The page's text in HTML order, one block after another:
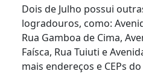
Dois de Julho possui
logradouros, como:
Rua Gamboa de Cima,
Faísca, Rua Tuiuti e
mais endereços e CEPs